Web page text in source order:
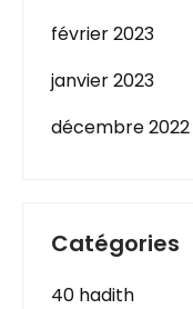
février 2023
janvier 2023
décembre 2022
Catégories
40 hadith